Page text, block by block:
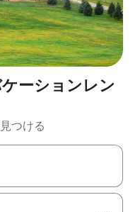
ーションレン
つける
印キーを使って移動するか